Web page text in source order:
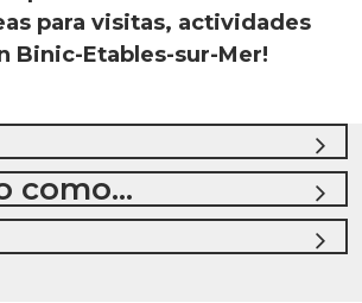
para visitas, actividades
Binic-Etables-sur-Mer!
como...